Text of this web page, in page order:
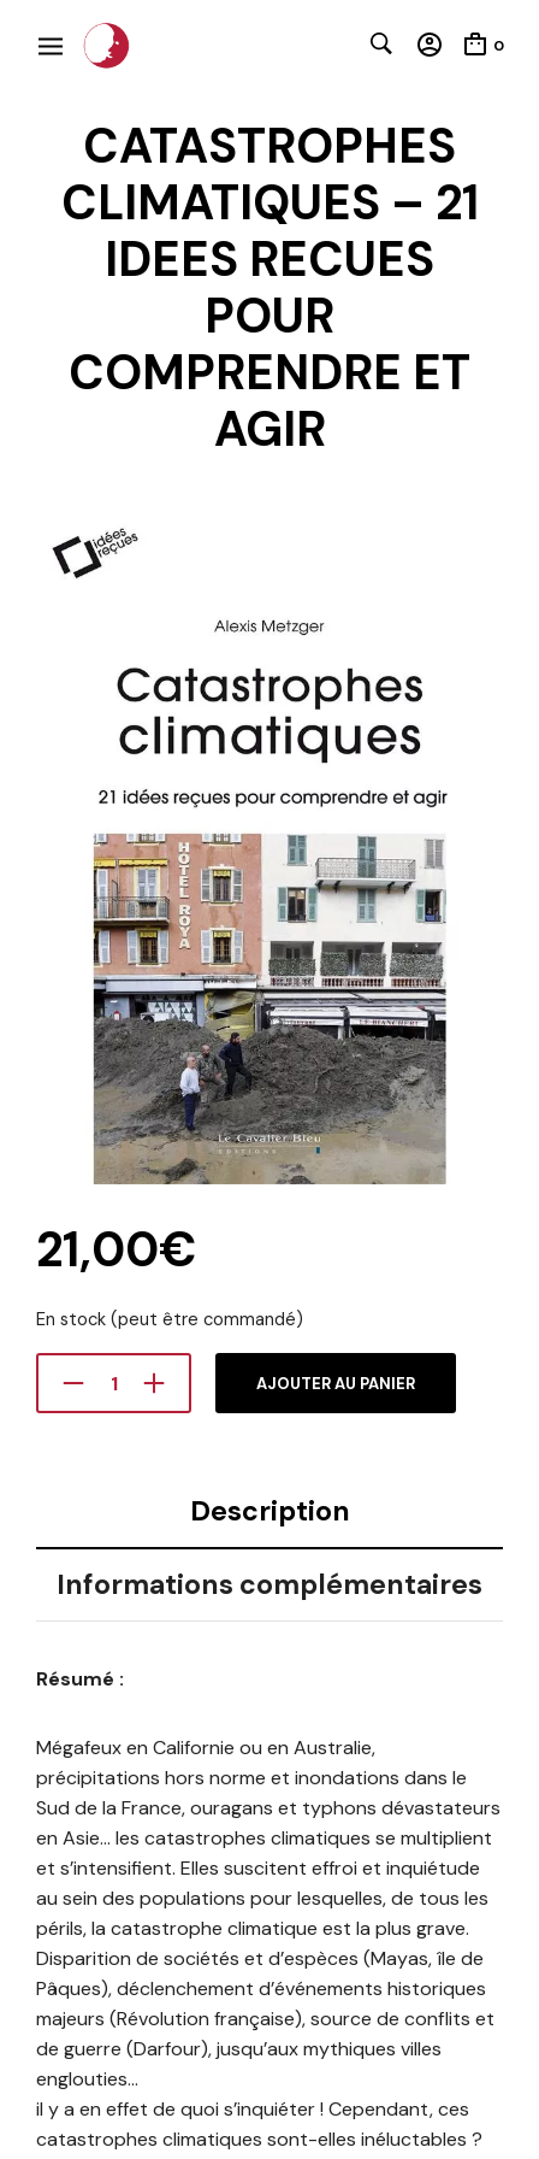
0
CATASTROPHES
CLIMATIQUES – 21
IDEES RECUES
POUR
COMPRENDRE ET
AGIR
21,00€
En stock (peut être commandé)
AJOUTER AU PANIER
Description
Informations complémentaires
Résumé :
Mégafeux en Californie ou en Australie,
précipitations hors norme et inondations dans le
Sud de la France, ouragans et typhons dévastateurs
en Asie… les catastrophes climatiques se multiplient
et s’intensifient. Elles suscitent effroi et inquiétude
au sein des populations pour lesquelles, de tous les
périls, la catastrophe climatique est la plus grave.
Disparition de sociétés et d’espèces (Mayas, île de
Pâques), déclenchement d’événements historiques
majeurs (Révolution française), source de conflits et
de guerre (Darfour), jusqu’aux mythiques villes
englouties…
il y a en effet de quoi s’inquiéter ! Cependant, ces
catastrophes climatiques sont-elles inéluctables ?